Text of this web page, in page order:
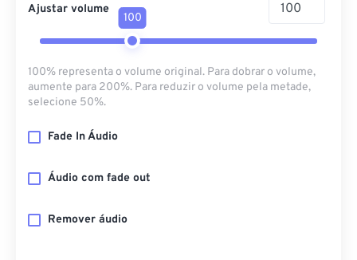
Ajustar volume
100
100% representa o volume original. Para dobrar o volume,
aumente para 200%. Para reduzir o volume pela metade,
selecione 50%.
Fade In Áudio
Áudio com fade out
Remover áudio